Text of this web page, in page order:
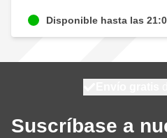
Disponible hasta las
Suscríbase a